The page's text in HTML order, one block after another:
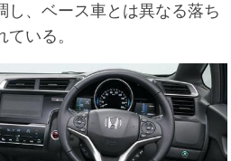
し、ベース車とは異なる落ち
いる。